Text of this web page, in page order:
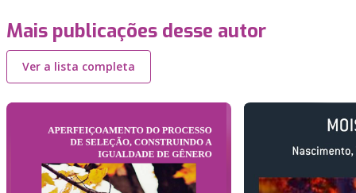
Mais publicações desse autor
Ver a lista completa